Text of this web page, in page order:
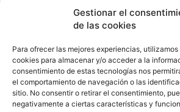
Gestionar el
de las cookies
Para ofrecer las mejores experiencias,
cookies para almacenar y/o acceder a la
consentimiento de estas tecnologías nos
el comportamiento de navegación o las
sitio. No consentir o retirar el consentimiento,
negativamente a ciertas características y
Descargar último ejemplar
ir a hemeroteca
+ Contenido en redes